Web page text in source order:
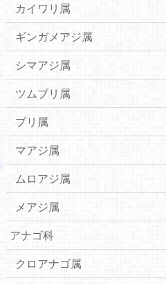
カイワリ属
ギンガメアジ属
シマアジ属
ツムブリ属
ブリ属
マアジ属
ムロアジ属
メアジ属
アナゴ科
クロアナゴ属